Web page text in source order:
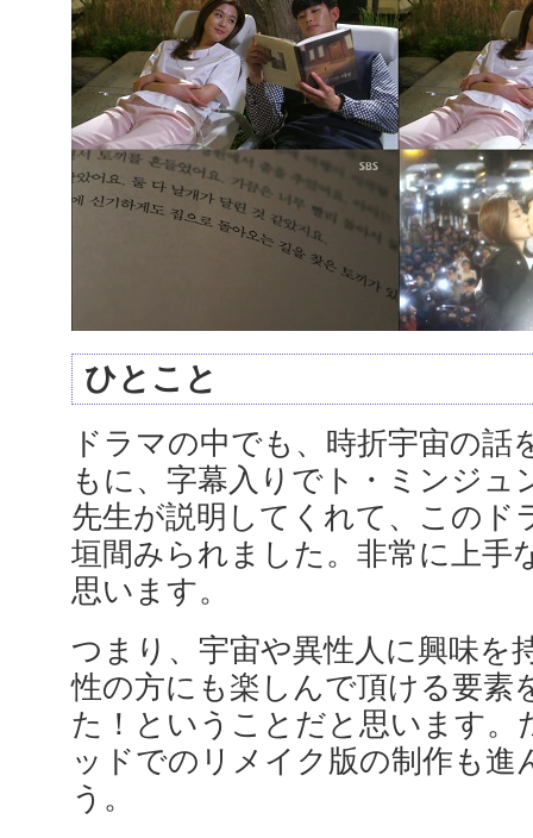
ひとこと
ドラマの中でも、時折宇宙の話
もに、字幕入りでト・ミンジュ
先生が説明してくれて、このド
垣間みられました。非常に上手
思います。
つまり、宇宙や異性人に興味を
性の方にも楽しんで頂ける要素
た！ということだと思います。
ッドでのリメイク版の制作も進
う。